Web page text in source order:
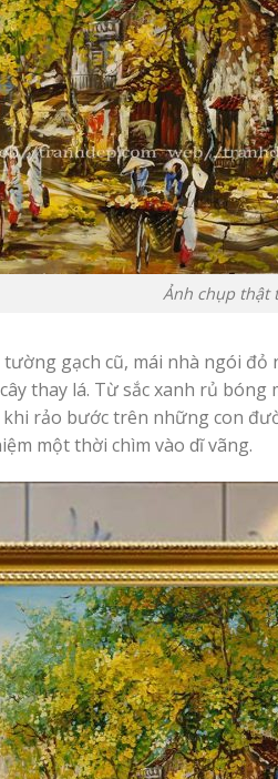
Ảnh chụp thật
tường gạch cũ, mái nhà ngói
thay lá. Từ sắc xanh rủ
rảo bước trên những con
một thời chìm vào dĩ vãng.